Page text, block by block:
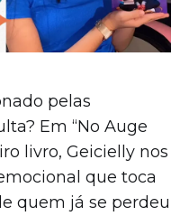
pelas
Em “No Auge
livro, Geicielly nos
que toca
quem já se perdeu